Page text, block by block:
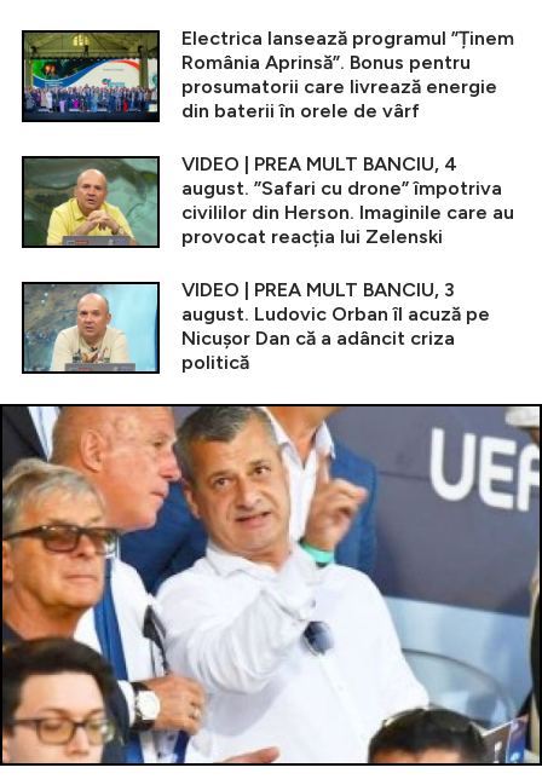
Electrica lansează programul ”Ținem
România Aprinsă”. Bonus pentru
prosumatorii care livrează energie
din baterii în orele de vârf
VIDEO | PREA MULT BANCIU, 4
august. ”Safari cu drone” împotriva
civililor din Herson. Imaginile care au
provocat reacția lui Zelenski
VIDEO | PREA MULT BANCIU, 3
august. Ludovic Orban îl acuză pe
Nicușor Dan că a adâncit criza
politică